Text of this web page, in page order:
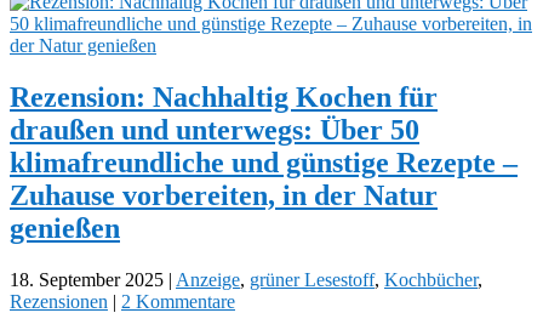
Rezension: Nachhaltig Kochen für
draußen und unterwegs: Über 50
klimafreundliche und günstige Rezepte –
Zuhause vorbereiten, in der Natur
genießen
18. September 2025 | Anzeige, grüner Lesestoff, Kochbücher,
Rezensionen | 2 Kommentare